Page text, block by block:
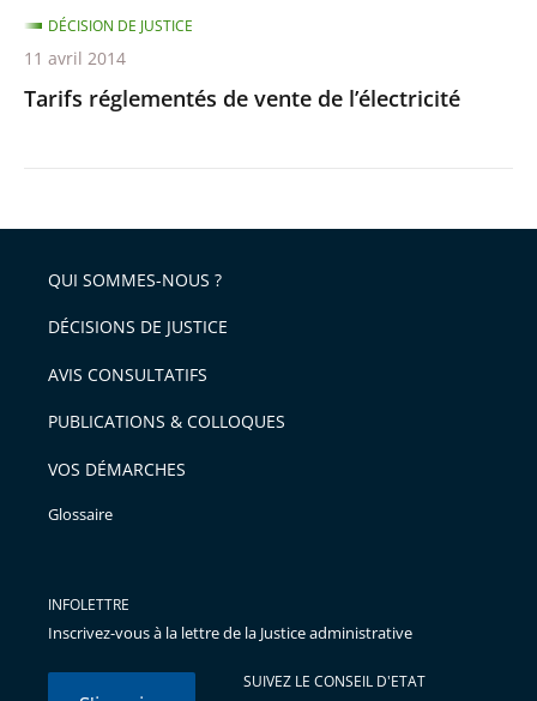
Tarifs réglementés de vente de l’électricité
DÉCISION DE JUSTICE
11 avril 2014
QUI SOMMES-NOUS ?
DÉCISIONS DE JUSTICE
AVIS CONSULTATIFS
PUBLICATIONS & COLLOQUES
VOS DÉMARCHES
Glossaire
INFOLETTRE
Inscrivez-vous à la lettre de la Justice administrative
SUIVEZ LE CONSEIL D'ETAT